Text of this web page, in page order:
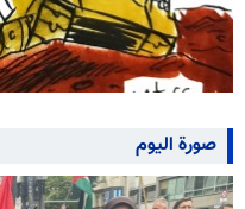
صورة اليوم